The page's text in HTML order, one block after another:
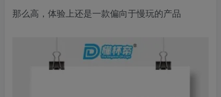
那么高，体验上还是一款偏向于慢玩的产品